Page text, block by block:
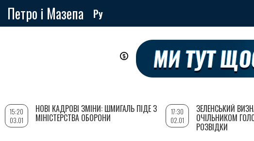
Петро і Мазепа Ру
15:20
03.01
НОВІ КАДРОВІ ЗМІНИ: ШМИГАЛЬ ПІДЕ З
МІНІСТЕРСТВА ОБОРОНИ
17:30
02.01
ЗЕЛЕНСЬКИЙ
ОЧІЛЬНИКОМ
РОЗВІДКИ